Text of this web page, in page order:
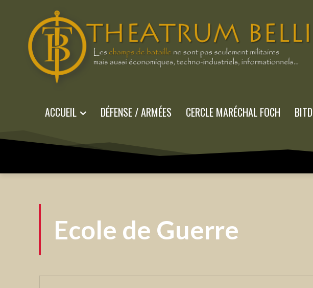
ACCUEIL DÉFENSE / ARMÉES CERCLE MARÉCHAL FOCH BITD
Ecole de Guerre